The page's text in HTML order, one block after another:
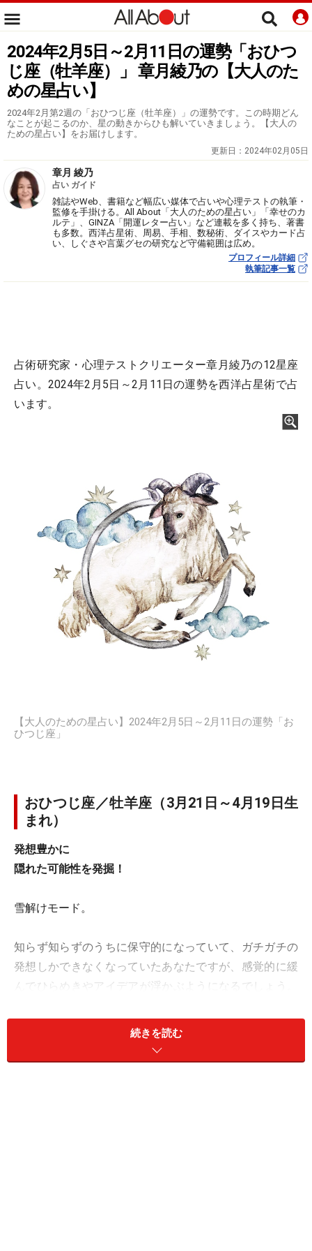
2024年2月5日～2月11日の運勢「おひつ
じ座（牡羊座）」 章月綾乃の【大人のた
めの星占い】
2024年2月第2週の「おひつじ座（牡羊座）」の運勢です。この時期どん
なことが起こるのか、星の動きからひも解いていきましょう。【大人の
ための星占い】をお届けします。
更新日： 2024年02月05日
章月 綾乃
占い ガイド
雑誌やWeb、書籍など幅広い媒体で占いや心理テストの執筆・
監修を手掛ける。All About「大人のための星占い」「幸せのカ
ルテ」、GINZA「開運レター占い」など連載を多く持ち、著書
も多数。西洋占星術、周易、手相、数秘術、ダイスやカード占
い、しぐさや言葉グセの研究など守備範囲は広め。
プロフィール詳細
執筆記事一覧
占術研究家・心理テストクリエーター章月綾乃の12星座
占い。2024年2月5日～2月11日の運勢を西洋占星術で占
います。
【大人のための星占い】2024年2月5日～2月11日の運勢「お
ひつじ座」
おひつじ座／牡羊座（3月21日～4月19日生
まれ）
発想豊かに
隠れた可能性を発掘！
雪解けモード。
知らず知らずのうちに保守的になっていて、ガチガチの
発想しかできなくなっていたあなたですが、感覚的に緩
んでひらめきやアイデアが浮かぶようになるでしょう。
替えたり、意外な方向から攻めてみたり、人を巻き込ん
だり、「面白いかも？」で動けそう。
続きを読む